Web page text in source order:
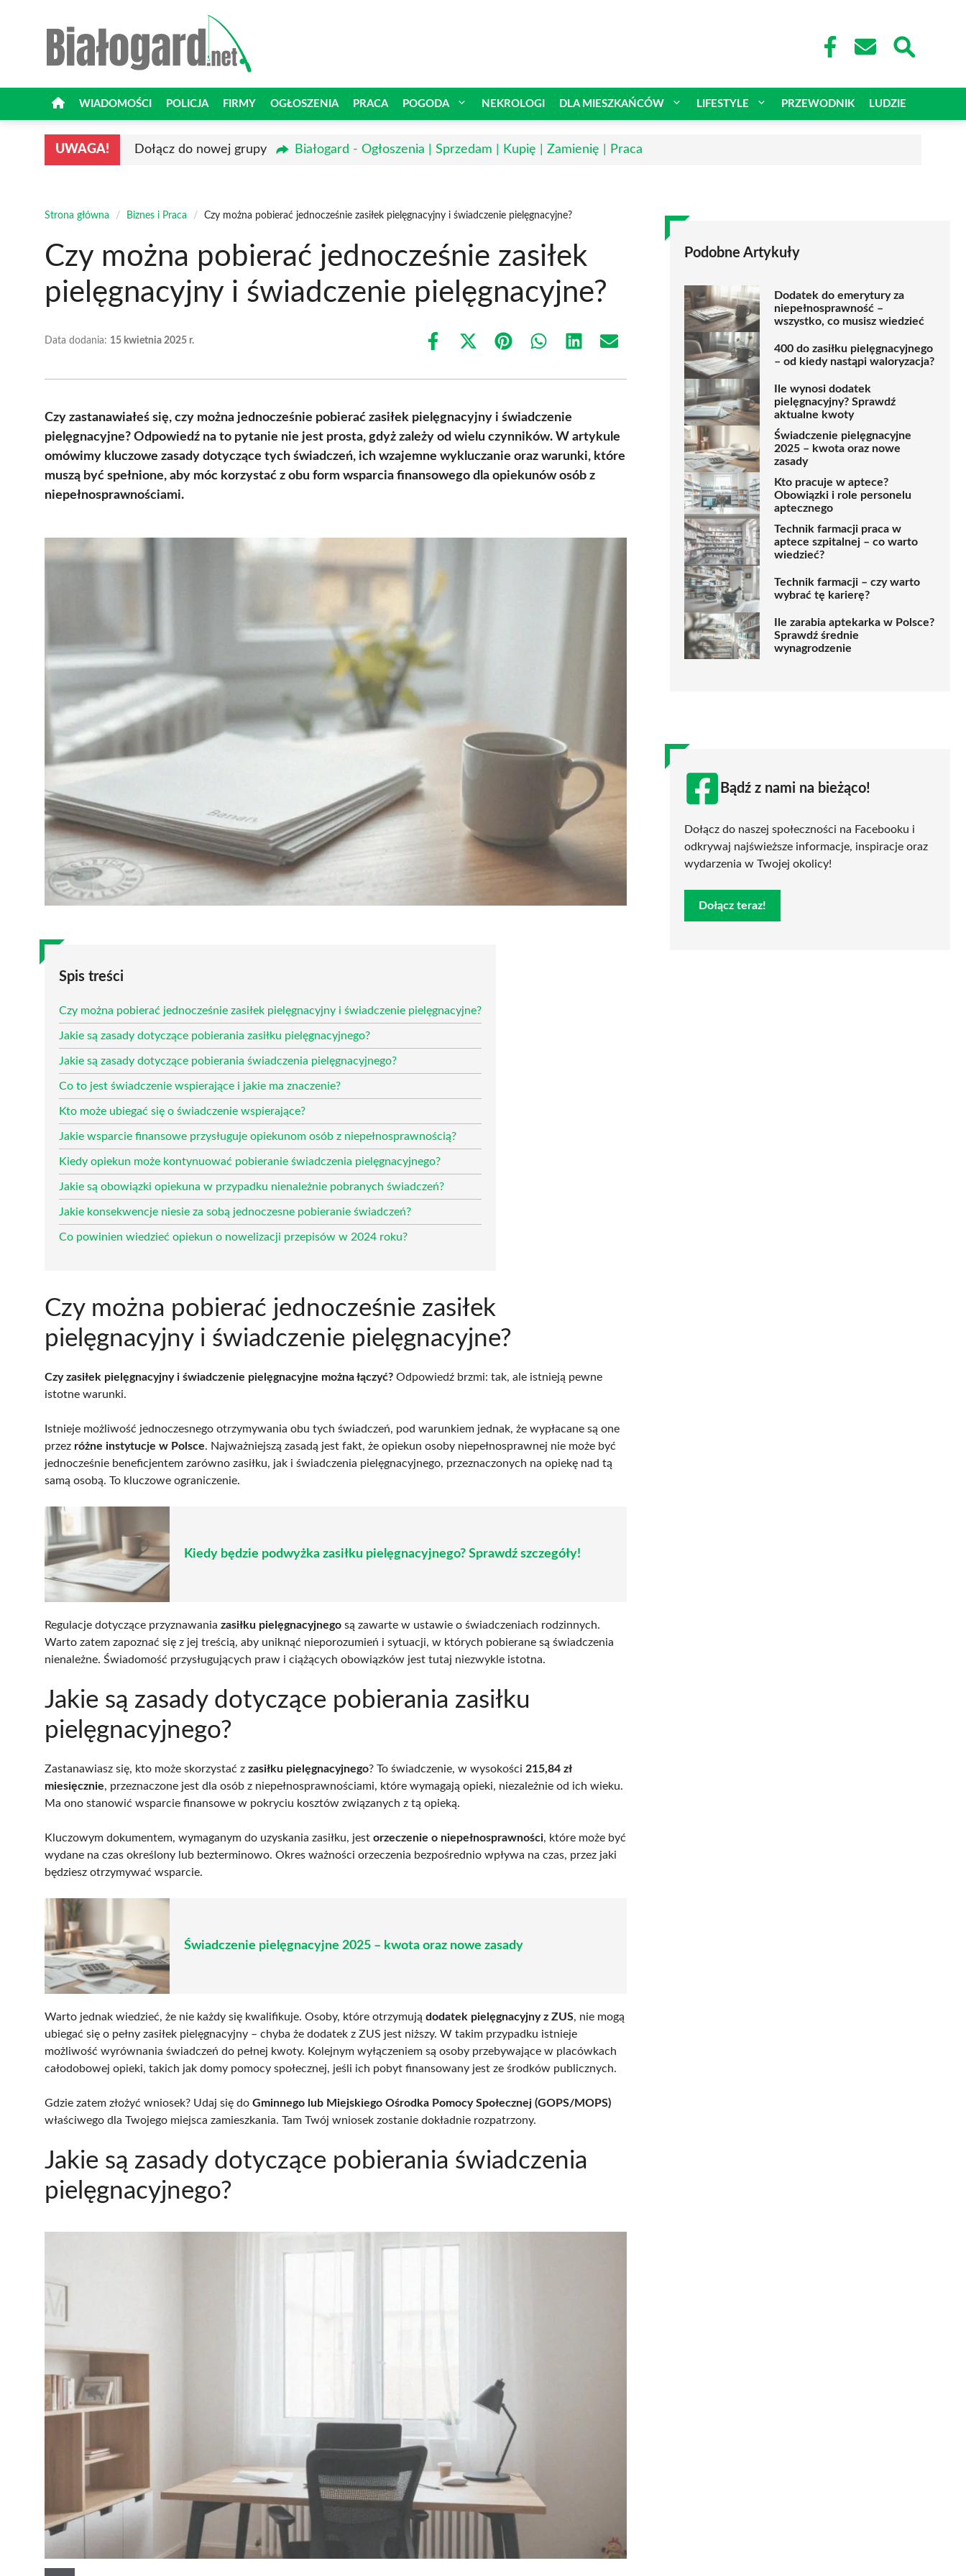
WIADOMOŚCI POLICJA FIRMY OGŁOSZENIA PRACA POGODA NEKROLOGI DLA MIESZKAŃCÓW LIFESTYLE PRZEWODNIK LUDZIE
UWAGA! Dołącz do nowej grupy Białogard - Ogłoszenia | Sprzedam | Kupię | Zamienię | Praca
Strona główna / Biznes i Praca / Czy można pobierać jednocześnie zasiłek pielęgnacyjny i świadczenie pielęgnacyjne?
Czy można pobierać jednocześnie zasiłek
pielęgnacyjny i świadczenie pielęgnacyjne?
Data dodania: 15 kwietnia 2025 r.
Share
Share
(Twitter)
Share Share Share Share
Czy zastanawiałeś się, czy można jednocześnie pobierać zasiłek pielęgnacyjny i świadczenie
pielęgnacyjne? Odpowiedź na to pytanie nie jest prosta, gdyż zależy od wielu czynników. W artykule
omówimy kluczowe zasady dotyczące tych świadczeń, ich wzajemne wykluczanie oraz warunki, które
muszą być spełnione, aby móc korzystać z obu form wsparcia finansowego dla opiekunów osób z
niepełnosprawnościami.
Spis treści
Czy można pobierać jednocześnie zasiłek pielęgnacyjny i świadczenie pielęgnacyjne?
Jakie są zasady dotyczące pobierania zasiłku pielęgnacyjnego?
Jakie są zasady dotyczące pobierania świadczenia pielęgnacyjnego?
Co to jest świadczenie wspierające i jakie ma znaczenie?
Kto może ubiegać się o świadczenie wspierające?
Jakie wsparcie finansowe przysługuje opiekunom osób z niepełnosprawnością?
Kiedy opiekun może kontynuować pobieranie świadczenia pielęgnacyjnego?
Jakie są obowiązki opiekuna w przypadku nienależnie pobranych świadczeń?
Jakie konsekwencje niesie za sobą jednoczesne pobieranie świadczeń?
Co powinien wiedzieć opiekun o nowelizacji przepisów w 2024 roku?
Czy można pobierać jednocześnie zasiłek
pielęgnacyjny i świadczenie pielęgnacyjne?
Czy zasiłek pielęgnacyjny i świadczenie pielęgnacyjne można łączyć? Odpowiedź brzmi: tak, ale istnieją pewne
istotne warunki.
Istnieje możliwość jednoczesnego otrzymywania obu tych świadczeń, pod warunkiem jednak, że wypłacane są one
przez różne instytucje w Polsce. Najważniejszą zasadą jest fakt, że opiekun osoby niepełnosprawnej nie może być
jednocześnie beneficjentem zarówno zasiłku, jak i świadczenia pielęgnacyjnego, przeznaczonych na opiekę nad tą
samą osobą. To kluczowe ograniczenie.
Kiedy będzie podwyżka zasiłku pielęgnacyjnego? Sprawdź szczegóły!
Regulacje dotyczące przyznawania zasiłku pielęgnacyjnego są zawarte w ustawie o świadczeniach rodzinnych.
Warto zatem zapoznać się z jej treścią, aby uniknąć nieporozumień i sytuacji, w których pobierane są świadczenia
nienależne. Świadomość przysługujących praw i ciążących obowiązków jest tutaj niezwykle istotna.
Jakie są zasady dotyczące pobierania zasiłku
pielęgnacyjnego?
Zastanawiasz się, kto może skorzystać z zasiłku pielęgnacyjnego? To świadczenie, w wysokości 215,84 zł
miesięcznie, przeznaczone jest dla osób z niepełnosprawnościami, które wymagają opieki, niezależnie od ich wieku.
Ma ono stanowić wsparcie finansowe w pokryciu kosztów związanych z tą opieką.
Kluczowym dokumentem, wymaganym do uzyskania zasiłku, jest orzeczenie o niepełnosprawności, które może być
wydane na czas określony lub bezterminowo. Okres ważności orzeczenia bezpośrednio wpływa na czas, przez jaki
będziesz otrzymywać wsparcie.
Świadczenie pielęgnacyjne 2025 – kwota oraz nowe zasady
Warto jednak wiedzieć, że nie każdy się kwalifikuje. Osoby, które otrzymują dodatek pielęgnacyjny z ZUS, nie mogą
ubiegać się o pełny zasiłek pielęgnacyjny – chyba że dodatek z ZUS jest niższy. W takim przypadku istnieje
możliwość wyrównania świadczeń do pełnej kwoty. Kolejnym wyłączeniem są osoby przebywające w placówkach
całodobowej opieki, takich jak domy pomocy społecznej, jeśli ich pobyt finansowany jest ze środków publicznych.
Gdzie zatem złożyć wniosek? Udaj się do Gminnego lub Miejskiego Ośrodka Pomocy Społecznej (GOPS/MOPS)
właściwego dla Twojego miejsca zamieszkania. Tam Twój wniosek zostanie dokładnie rozpatrzony.
Jakie są zasady dotyczące pobierania świadczenia
pielęgnacyjnego?
Podobne Artykuły
Dodatek do emerytury za
niepełnosprawność –
wszystko, co musisz wiedzieć
400 do zasiłku pielęgnacyjnego
– od kiedy nastąpi waloryzacja?
Ile wynosi dodatek
pielęgnacyjny? Sprawdź
aktualne kwoty
Świadczenie pielęgnacyjne
2025 – kwota oraz nowe
zasady
Kto pracuje w aptece?
Obowiązki i role personelu
aptecznego
Technik farmacji praca w
aptece szpitalnej – co warto
wiedzieć?
Technik farmacji – czy warto
wybrać tę karierę?
Ile zarabia aptekarka w Polsce?
Sprawdź średnie
wynagrodzenie
Bądź z nami na bieżąco!
Dołącz do naszej społeczności na Facebooku i
odkrywaj najświeższe informacje, inspiracje oraz
wydarzenia w Twojej okolicy!
Dołącz teraz!